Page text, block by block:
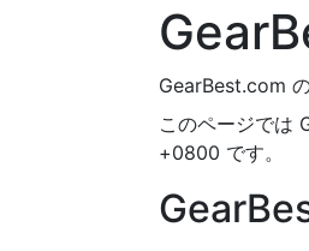
GearBest.com
このページでは
+0800 です。